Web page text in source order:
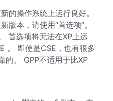
的操作系统上运行良好。
版本，请使用“首选项”。
首选项将无法在XP上运
。 即使是CSE，也有很多
的。 GPP不适用于比XP